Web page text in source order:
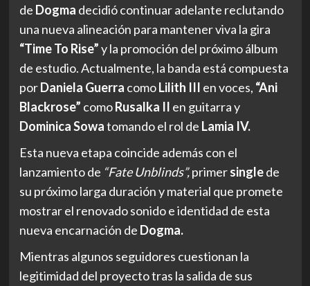
de Dogma decidió continuar adelante reclutando
una nueva alineación para mantener viva la gira
“Time To Rise”y la promoción del próximo álbum
de estudio. Actualmente, la banda está compuesta
porDaniela Guerra comoLilith III en voces, “Ani
Blackrose” comoRusalka II en guitarra y
Dominica Sowatomando el rol de Lamia IV.
Esta nueva etapa coincide además con el
lanzamiento de “Fate Unblinds”,primersinglede
su próximo larga duración y material que promete
mostrar el renovado sonido e identidad de esta
nueva encarnación de Dogma.
Mientras algunos seguidores cuestionan la
legitimidad del proyecto tras la salida de sus